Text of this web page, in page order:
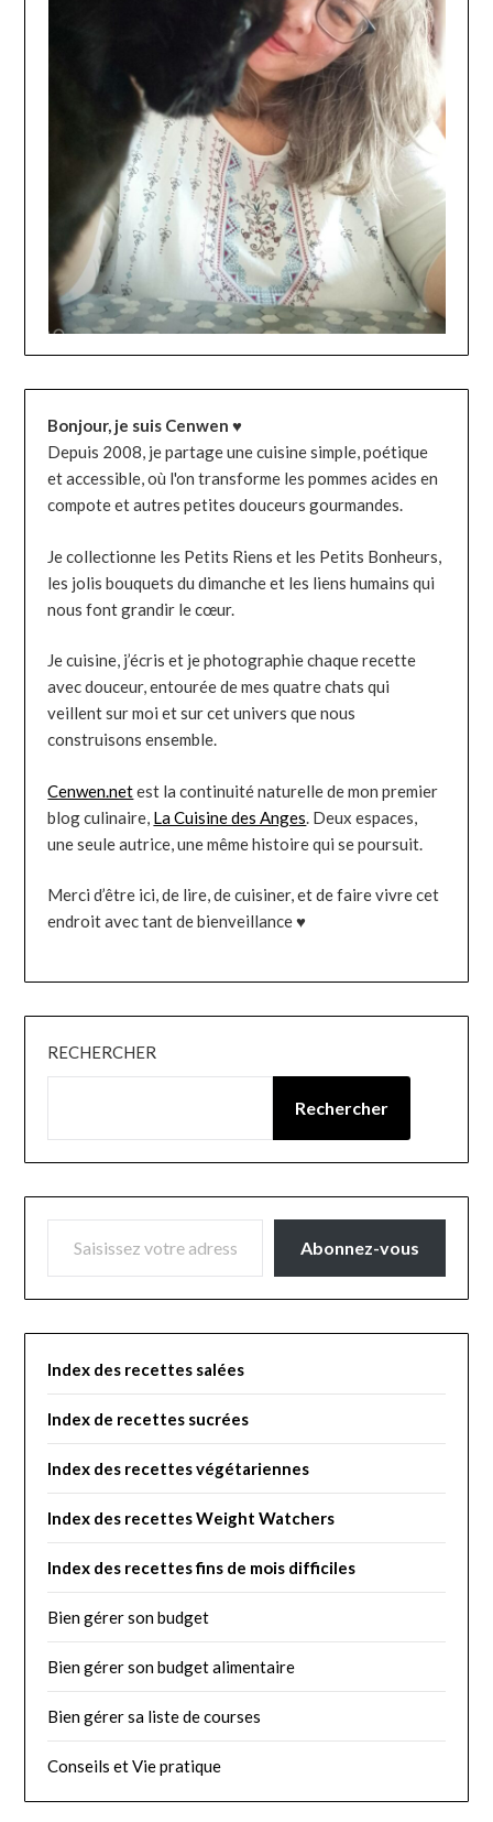
Bonjour, je suis Cenwen ♥
Depuis 2008, je partage une cuisine simple, poétique
et accessible, où l'on transforme les pommes acides en
compote et autres petites douceurs gourmandes.
Je collectionne les Petits Riens et les Petits Bonheurs,
les jolis bouquets du dimanche et les liens humains qui
nous font grandir le cœur.
Je cuisine, j’écris et je photographie chaque recette
avec douceur, entourée de mes quatre chats qui
veillent sur moi et sur cet univers que nous
construisons ensemble.
Cenwen.netest la continuité naturelle de mon premier
blog culinaire, La Cuisine des Anges. Deux espaces,
une seule autrice, une même histoire qui se poursuit.
Merci d’être ici, de lire, de cuisiner, et de faire vivre cet
endroit avec tant de bienveillance ♥
RECHERCHER
Rechercher
SAISISSEZ VOTRE ADRESSE E-MAIL…
Abonnez-vous
Index des recettes salées
Index de recettes sucrées
Index des recettes végétariennes
Index des recettes Weight Watchers
Index des recettes fins de mois difficiles
Bien gérer son budget
Bien gérer son budget alimentaire
Bien gérer sa liste de courses
Conseils et Vie pratique